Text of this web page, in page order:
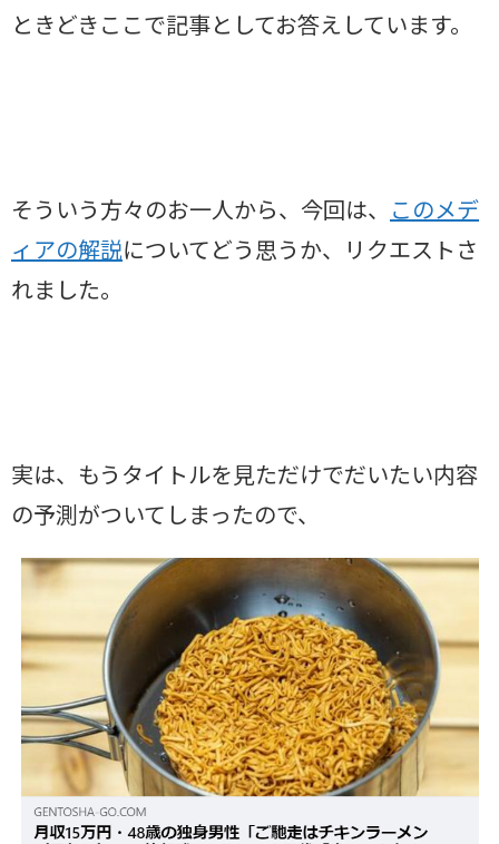
ときどきここで記事としてお答えしています。
そういう方々のお一人から、今回は、
このメデ
ィアの解説についてどう思うか、リクエストさ
れました。
実は、もうタイトルを見ただけでだいたい内容
の予測がついてしまったので、